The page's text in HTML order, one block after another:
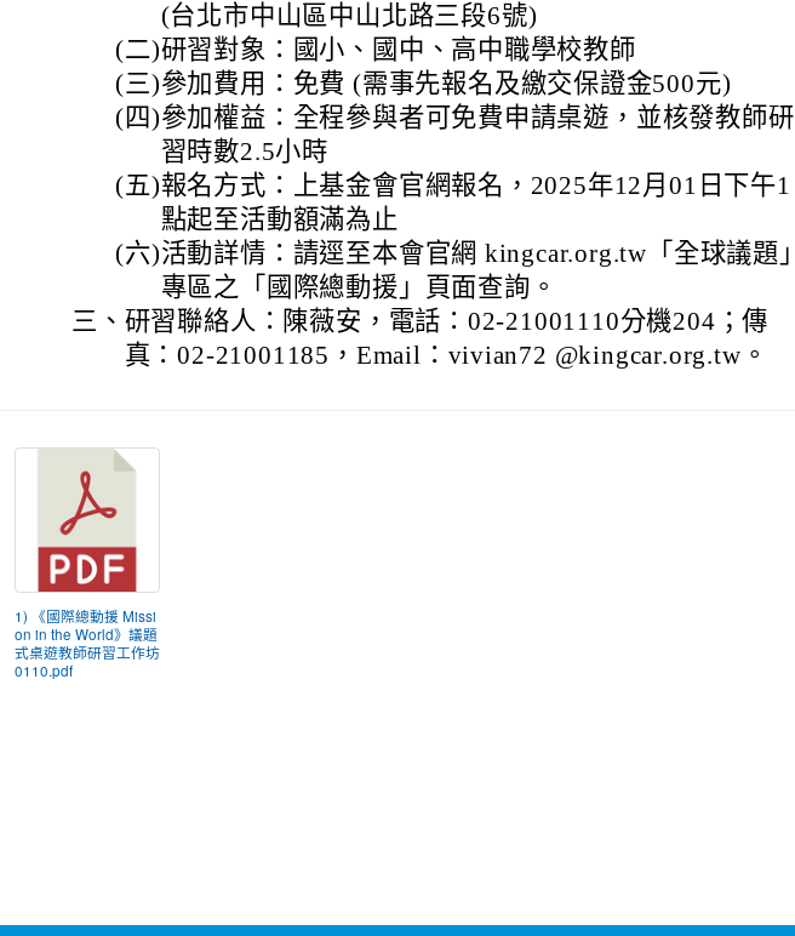
(台北市中山區中山北路三段6號)
(二)研習對象：國小、國中、高中職學校教師
(三)參加費用：免費 (需事先報名及繳交保證金500元)
(四)參加權益：全程參與者可免費申請桌遊，並核發教師研
習時數2.5小時
(五)報名方式：上基金會官網報名，2025年12月01日下午1
點起至活動額滿為止
(六)活動詳情：請逕至本會官網 kingcar.org.tw「全球議題」
專區之「國際總動援」頁面查詢。
三、 研習聯絡人：陳薇安，電話：02-21001110分機204；傳
真：02-21001185，Email：vivian72 @kingcar.org.tw。
1) 《國際總動援 Missi
on in the World》議題
式桌遊教師研習工作坊
0110.pdf